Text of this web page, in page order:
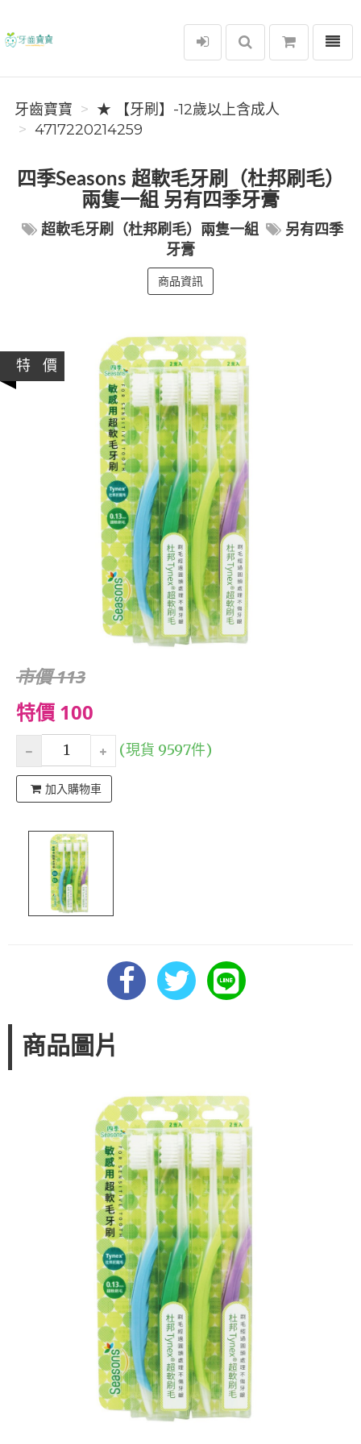
牙齒寶寶
選單
牙齒寶寶
★ 【牙刷】-12歲以上含成人
4717220214259
四季Seasons 超軟毛牙刷（杜邦刷毛）
兩隻一組 另有四季牙膏
超軟毛牙刷（杜邦刷毛）兩隻一組
另有四季
牙膏
商品資訊
特 價
市價 113
特價 100
(現貨 9597件)
加入購物車
商品圖片